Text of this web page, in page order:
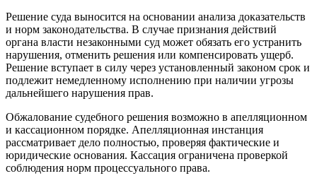
Решение суда выносится на основании анализа доказательств
и норм законодательства. В случае признания действий
органа власти незаконными суд может обязать его устранить
нарушения, отменить решения или компенсировать ущерб.
Решение вступает в силу через установленный законом срок и
подлежит немедленному исполнению при наличии угрозы
дальнейшего нарушения прав.
Обжалование судебного решения возможно в апелляционном
и кассационном порядке. Апелляционная инстанция
рассматривает дело полностью, проверяя фактические и
юридические основания. Кассация ограничена проверкой
соблюдения норм процессуального права.